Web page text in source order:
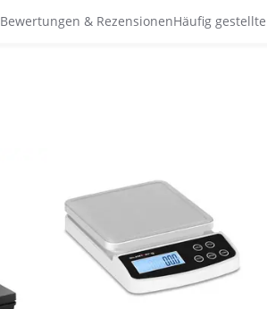
Bewertungen & RezensionenHäufig